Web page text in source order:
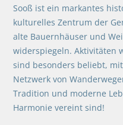
Sooß ist ein markantes
kulturelles Zentrum der
alte Bauernhäuser und
widerspiegeln. Aktivitäten
sind besonders beliebt,
Netzwerk von
Tradition und moderne
Harmonie vereint sind!